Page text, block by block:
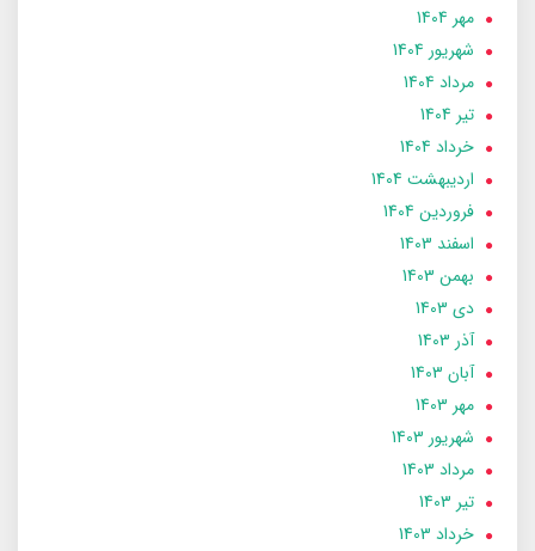
مهر 1404
شهریور 1404
مرداد 1404
تير 1404
خرداد 1404
ارديبهشت 1404
فروردین 1404
اسفند 1403
بهمن 1403
دی 1403
آذر 1403
آبان 1403
مهر 1403
شهریور 1403
مرداد 1403
تير 1403
خرداد 1403